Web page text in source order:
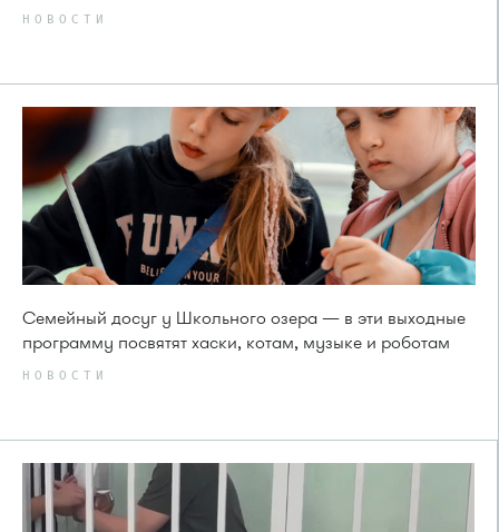
НОВОСТИ
Семейный досуг у Школьного озера — в эти выходные
программу посвятят хаски, котам, музыке и роботам
НОВОСТИ